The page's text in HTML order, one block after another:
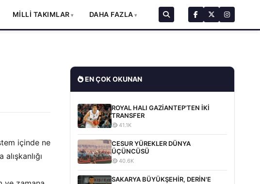
MİLLİ TAKIMLAR DAHA FAZLA
içinde ne
EN ÇOK OKUNAN
ROYAL HALI GAZİANTEP'TEN İKİ
TRANSFER
41.1K
CESUR YÜREKLER DÜNYA
ÜÇÜNCÜSÜ
40.6K
SAKARYA BÜYÜKŞEHİR, DERİN'E